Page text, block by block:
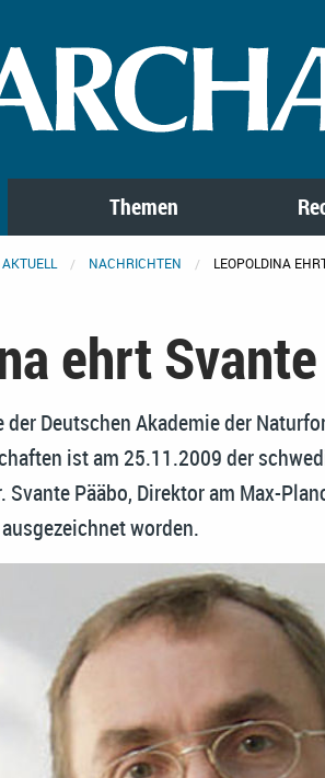
Themen
AKTUELL NACHRICHTEN LEOPOLDINA
ehrt
Deutschen Akademie der
ist am 25.11.2009 der
Svante Pääbo, Direktor am Max-
worden.